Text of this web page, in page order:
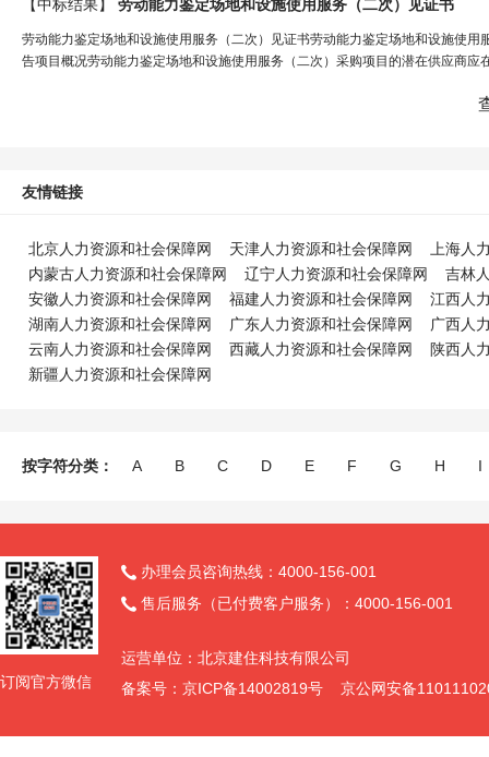
【中标结果】 劳动能力鉴定场地和设施使用服务（二次）见证书
劳动能力鉴定场地和设施使用服务（二次）见证书劳动能力鉴定场地和设施使
告项目概况劳动能力鉴定场地和设施使用服务（二次）采购项目的潜在供应商
友情链接
北京人力资源和社会保障网 天津人力资源和社会保障网
上海人
内蒙古人力资源和社会保障网
辽宁人力资源和社会保障网
吉林
安徽人力资源和社会保障网
福建人力资源和社会保障网
江西人
湖南人力资源和社会保障网
广东人力资源和社会保障网
广西人
云南人力资源和社会保障网
西藏人力资源和社会保障网
陕西人
新疆人力资源和社会保障网
按字符分类： A B C D E F G H I
订阅官方微信
 办理会员咨询热线：4000-156-001
 售后服务（已付费客户服务）：4000-156-001
运营单位：北京建住科技有限公司
备案号：京ICP备14002819号 京公网安备